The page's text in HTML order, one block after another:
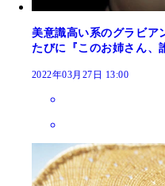
美意識高い系のグラビア
たびに『このお姉さん、
2022年03月27日 13:00